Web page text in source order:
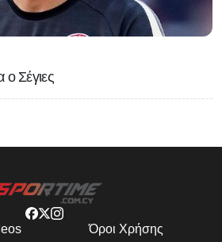
ο Σέγιες
Όροι Χρήσης